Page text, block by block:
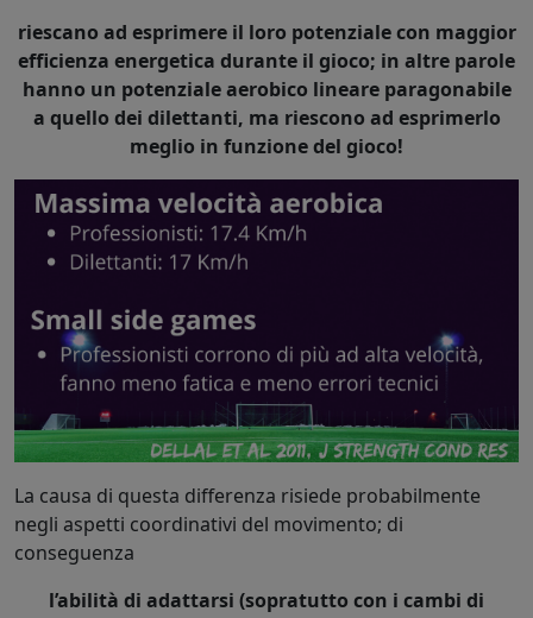
riescano ad esprimere il loro potenziale con maggior
efficienza energetica durante il gioco; in altre parole
hanno un potenziale aerobico lineare paragonabile
a quello dei dilettanti, ma riescono ad esprimerlo
meglio in funzione del gioco!
La causa di questa differenza risiede probabilmente
negli aspetti coordinativi del movimento; di
conseguenza
l’abilità di adattarsi (sopratutto con i cambi di